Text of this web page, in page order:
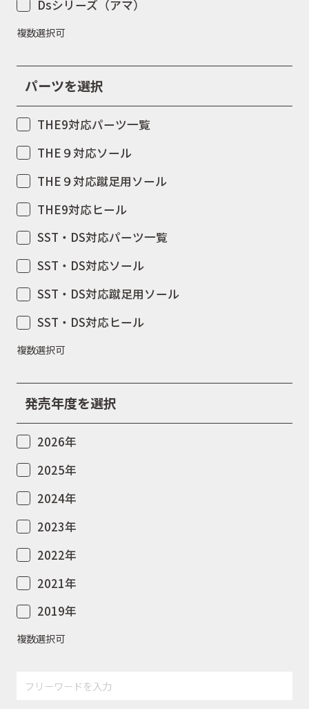
Dsシリーズ（アマ）
複数選択可
パーツを選択
THE9対応パーツ一覧
THE９対応ソール
THE９対応蹴足用ソール
THE9対応ヒール
SST・DS対応パーツ一覧
SST・DS対応ソール
SST・DS対応蹴足用ソール
SST・DS対応ヒール
複数選択可
発売年度を選択
2026年
2025年
2024年
2023年
2022年
2021年
2019年
複数選択可